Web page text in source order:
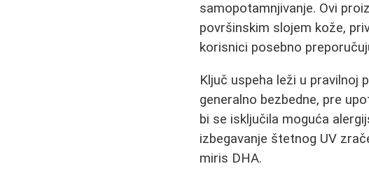
samopotamnjivanje. Ovi
površinskim slojem kože,
korisnici posebno
Ključ uspeha leži u pravilnoj
generalno bezbedne, pre
bi se isključila moguća
izbegavanje štetnog UV
miris DHA.